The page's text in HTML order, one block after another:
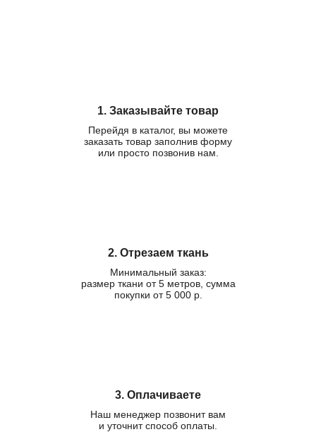
1. Заказывайте товар
Перейдя в каталог, вы можете
заказать товар заполнив форму
или просто позвонив нам.
2. Отрезаем ткань
Минимальный заказ:
размер ткани от 5 метров, сумма
покупки от 5 000 р.
3. Оплачиваете
Наш менеджер позвонит вам
и уточнит способ оплаты.